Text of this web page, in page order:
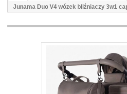
Junama Duo V4 wózek bliźniaczy 3w1